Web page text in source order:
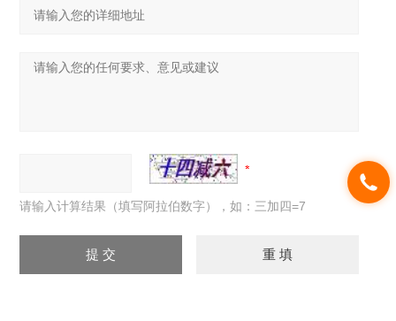
请输入计算结果（填写阿拉伯数字），如：三加四=7